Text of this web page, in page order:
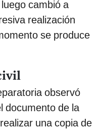
cambió a
realización
se produce
observó
documento de la
una copia de